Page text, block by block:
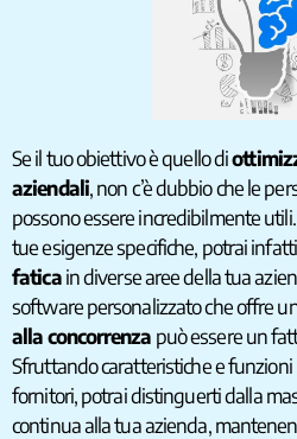
Se il tuo obiettivo è quello di
aziendali, non c’è dubbio che le
possono essere incredibilmente
tue esigenze specifiche, potrai infatti
faticain diverse aree della tua
software personalizzato che offre
alla concorrenza può essere un
Sfruttando caratteristiche e
fornitori, potrai distinguerti dalla
continua alla tua azienda,